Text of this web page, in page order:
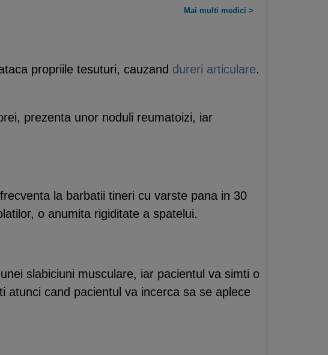
Mai multi medici >
propriile tesuturi, cauzand dureri articulare.
prezenta unor noduli reumatoizi, iar
la barbatii tineri cu varste pana in 30
o anumita rigiditate a spatelui.
slabiciuni musculare, iar pacientul va simti o
atunci cand pacientul va incerca sa se aplece